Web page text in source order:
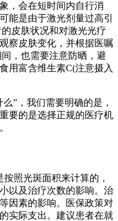
，会在短时间内自行消
能是由于激光剂量过高引
皮肤状况和对激光光疗
察皮肤变化，并根据医嘱
，也需要注意防晒，避
用富含维生素C(注意摄入
”，我们需要明确的是，
要的是选择正规的医疗机
照光斑面积来计算的，
以及治疗次数的影响。治
因素的影响。医保政策对
实际支出。建议患者在就